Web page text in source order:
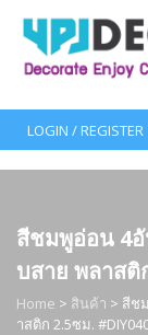
content
LOGIN / REGISTER
สีชมพูอ่อน 4อั
บสาย พลาสติ
Home > สินค้า > สีช
าสติก 2.5ซม.